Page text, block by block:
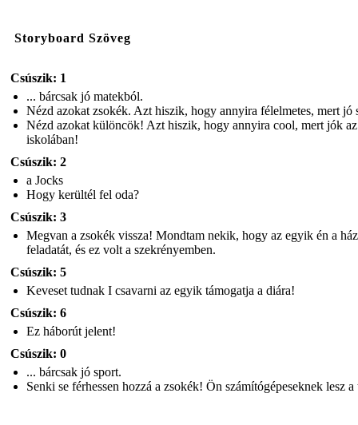
Storyboard Szöveg
Csúszik: 1
... bárcsak jó matekból.
Nézd azokat zsokék. Azt hiszik, hogy annyira félelmetes, mert jó
Nézd azokat különcök! Azt hiszik, hogy annyira cool, mert jók az
iskolában!
Csúszik: 2
a Jocks
Hogy kerültél fel oda?
Csúszik: 3
Megvan a zsokék vissza! Mondtam nekik, hogy az egyik én a
feladatát, és ez volt a szekrényemben.
Csúszik: 5
Keveset tudnak I csavarni az egyik támogatja a diára!
Csúszik: 6
Ez háborút jelent!
Csúszik: 0
... bárcsak jó sport.
Senki se férhessen hozzá a zsokék! Ön számítógépeseknek lesz